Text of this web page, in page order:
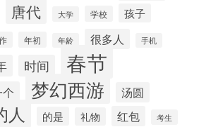
唐代 大学 学校 孩子
年初 年龄 很多人 手机
时间 春节
梦幻西游 汤圆
人 的是 礼物 红包 考生